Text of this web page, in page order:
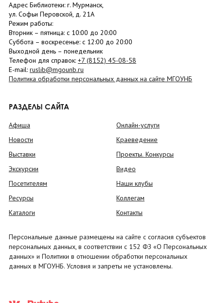
Адрес Библиотеки: г. Мурманск,
ул. Софьи Перовской, д. 21А
Режим работы:
Вторник – пятница: с 10:00 до 20:00
Суббота – воскресенье: c 12:00 до 20:00
Выходной день – понедельник
Телефон для справок: +7 (8152) 45-08-58
E-mail: ruslib@mgounb.ru
Политика обработки персональных данных на сайте МГОУНБ
РАЗДЕЛЫ САЙТА
Афиша
Новости
Выставки
Экскурсии
Посетителям
Ресурсы
Каталоги
Онлайн-услуги
Краеведение
Проекты. Конкурсы
Видео
Наши клубы
Коллегам
Контакты
Персональные данные размещены на сайте с согласия субъектов
персональных данных, в соответствии с 152 ФЗ «О Персональных
данных» и Политики в отношении обработки персональных
данных в МГОУНБ. Условия и запреты не установлены.